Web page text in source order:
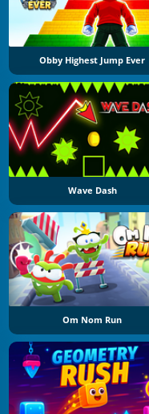
Obby Highest Jump Ever
Wave Dash
Om Nom Run